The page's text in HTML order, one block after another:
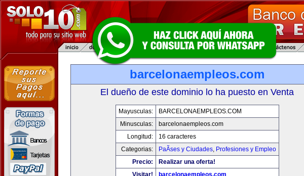
barcelonaempleos.com
El dueño de este dominio lo ha puesto en Venta
Mayusculas:
BARCELONAEMPLEOS.COM
Minusculas:
barcelonaempleos.com
Longitud:
16 caracteres
Categorias:
PaÃ­ses y Ciudades, Profesiones y Empleo
Precio:
Realizar una oferta!
Visitar!
barcelonaempleos.com